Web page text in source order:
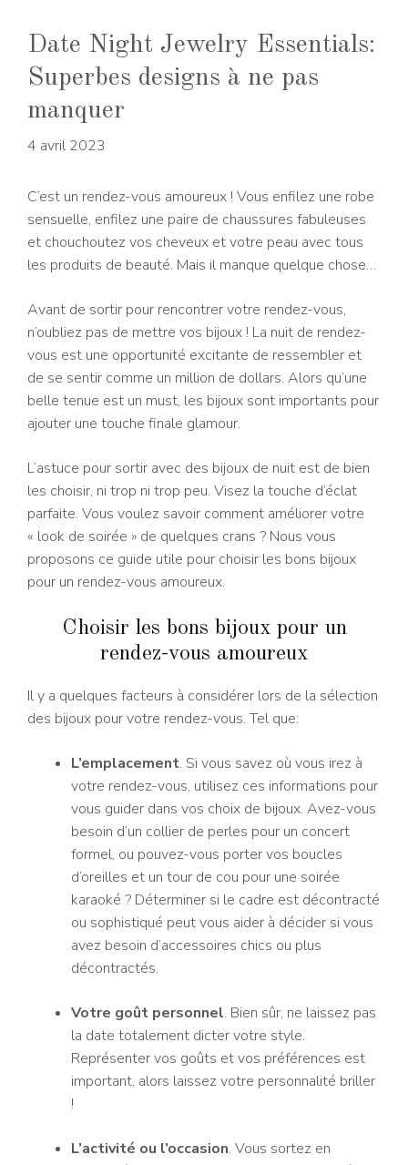
Date Night Jewelry Essentials:
Superbes designs à ne pas
manquer
4 avril 2023
C’est un rendez-vous amoureux ! Vous enfilez une robe
sensuelle, enfilez une paire de chaussures fabuleuses
et chouchoutez vos cheveux et votre peau avec tous
les produits de beauté. Mais il manque quelque chose…
Avant de sortir pour rencontrer votre rendez-vous,
n’oubliez pas de mettre vos bijoux ! La nuit de rendez-
vous est une opportunité excitante de ressembler et
de se sentir comme un million de dollars. Alors qu’une
belle tenue est un must, les bijoux sont importants pour
ajouter une touche finale glamour.
L’astuce pour sortir avec des bijoux de nuit est de bien
les choisir, ni trop ni trop peu. Visez la touche d’éclat
parfaite. Vous voulez savoir comment améliorer votre
« look de soirée » de quelques crans ? Nous vous
proposons ce guide utile pour choisir les bons bijoux
pour un rendez-vous amoureux.
Choisir les bons bijoux pour un
rendez-vous amoureux
Il y a quelques facteurs à considérer lors de la sélection
des bijoux pour votre rendez-vous. Tel que:
L’emplacement. Si vous savez où vous irez à
votre rendez-vous, utilisez ces informations pour
vous guider dans vos choix de bijoux. Avez-vous
besoin d’un collier de perles pour un concert
formel, ou pouvez-vous porter vos boucles
d’oreilles et un tour de cou pour une soirée
karaoké ? Déterminer si le cadre est décontracté
ou sophistiqué peut vous aider à décider si vous
avez besoin d’accessoires chics ou plus
décontractés.
Votre goût personnel. Bien sûr, ne laissez pas
la date totalement dicter votre style.
Représenter vos goûts et vos préférences est
important, alors laissez votre personnalité briller
!
L’activité ou l’occasion. Vous sortez en